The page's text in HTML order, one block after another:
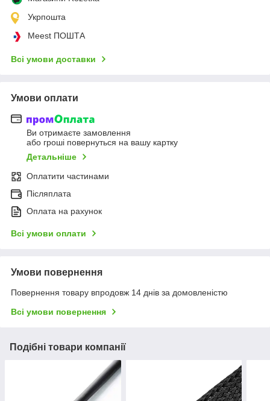
Укрпошта
Meest ПОШТА
Всі умови доставки
Умови оплати
Ви отримаєте замовлення
або гроші повернуться на вашу картку
Детальніше
Оплатити частинами
Післяплата
Оплата на рахунок
Всі умови оплати
Умови повернення
Повернення товару впродовж 14 днів за домовленістю
Всі умови повернення
Подібні товари компанії